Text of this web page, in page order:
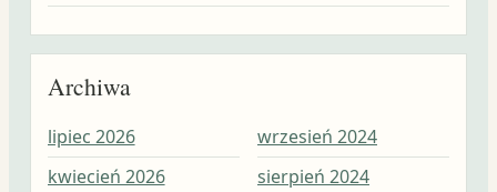
Archiwa
lipiec 2026
kwiecień 2026
wrzesień 2024
sierpień 2024